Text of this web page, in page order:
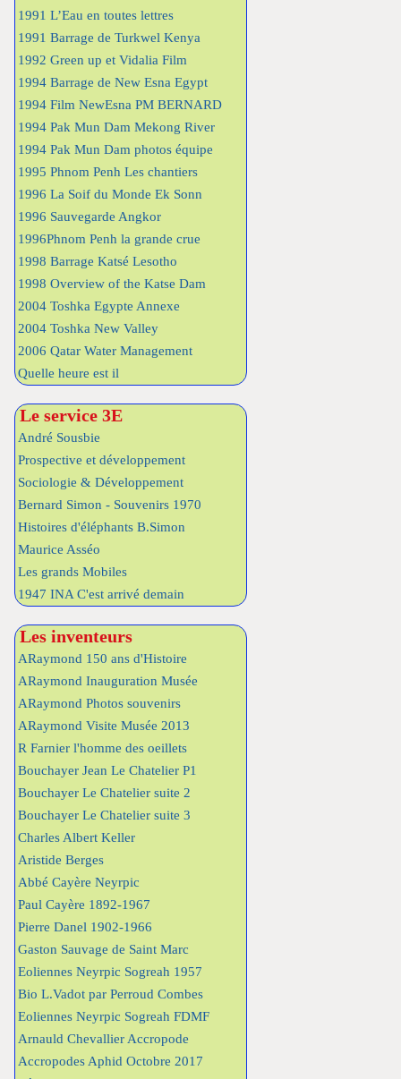
1991 L’Eau en toutes lettres
1991 Barrage de Turkwel Kenya
1992 Green up et Vidalia Film
1994 Barrage de New Esna Egypt
1994 Film NewEsna PM BERNARD
1994 Pak Mun Dam Mekong River
1994 Pak Mun Dam photos équipe
1995 Phnom Penh Les chantiers
1996 La Soif du Monde Ek Sonn
1996 Sauvegarde Angkor
1996Phnom Penh la grande crue
1998 Barrage Katsé Lesotho
1998 Overview of the Katse Dam
2004 Toshka Egypte Annexe
2004 Toshka New Valley
2006 Qatar Water Management
Quelle heure est il
Le service 3E
André Sousbie
Prospective et développement
Sociologie & Développement
Bernard Simon - Souvenirs 1970
Histoires d'éléphants B.Simon
Maurice Asséo
Les grands Mobiles
1947 INA C'est arrivé demain
Les inventeurs
ARaymond 150 ans d'Histoire
ARaymond Inauguration Musée
ARaymond Photos souvenirs
ARaymond Visite Musée 2013
R Farnier l'homme des oeillets
Bouchayer Jean Le Chatelier P1
Bouchayer Le Chatelier suite 2
Bouchayer Le Chatelier suite 3
Charles Albert Keller
Aristide Berges
Abbé Cayère Neyrpic
Paul Cayère 1892-1967
Pierre Danel 1902-1966
Gaston Sauvage de Saint Marc
Eoliennes Neyrpic Sogreah 1957
Bio L.Vadot par Perroud Combes
Eoliennes Neyrpic Sogreah FDMF
Arnauld Chevallier Accropode
Accropodes Aphid Octobre 2017